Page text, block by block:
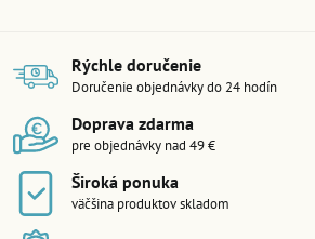
Rýchle doručenie
Doručenie objednávky do 24 hodín
Doprava zdarma
pre objednávky nad 49 €
Široká ponuka
väčšina produktov skladom